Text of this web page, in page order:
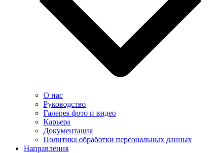
О нас
Руководство
Галерея фото и видео
Карьера
Документация
Политика обработки персональных данных
Направления